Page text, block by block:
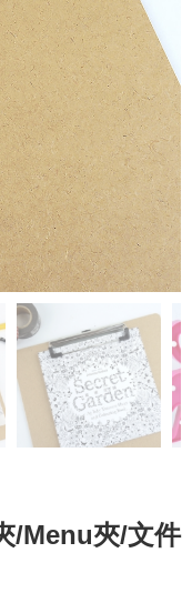
/Menu夾/文件